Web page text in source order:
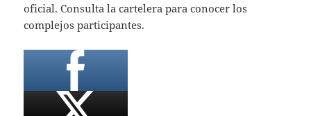
oficial. Consulta la cartelera para conocer los
complejos participantes.